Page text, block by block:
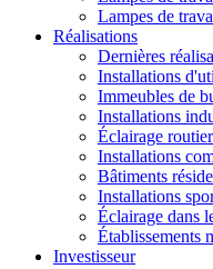
Lampes de
Réalisations
Dernières
Installations
Immeubles de
Installations
Éclairage routier
Installations
Bâtiments
Installations
Éclairage dans
Établissements
Investisseur